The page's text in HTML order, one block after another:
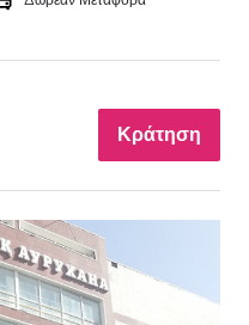
Κράτηση